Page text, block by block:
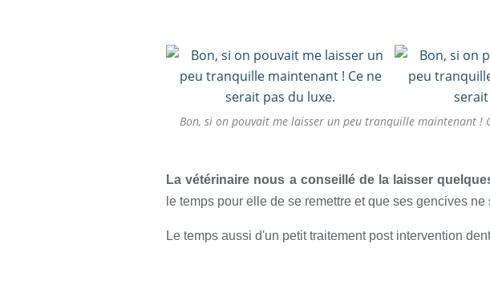
Bon, si on pouvait me laisser un peu tranquille maintenant !
La vétérinaire nous a conseillé de la laisser
le temps pour elle de se remettre et que ses gencives ne
Le temps aussi d'un petit traitement post intervention